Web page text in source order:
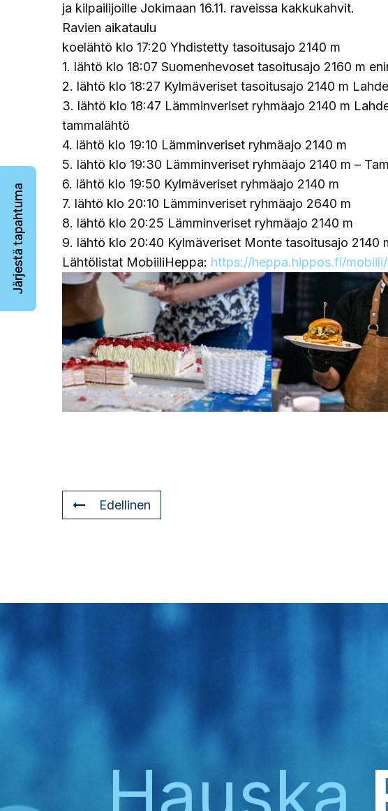
ja kilpailijoille Jokimaan 16.11. raveissa kakkukahvit.
Ravien aikataulu
koelähtö klo 17:20 Yhdistetty tasoitusajo 2140 m
1. lähtö klo 18:07 Suomenhevoset tasoitusajo 2160 m
2. lähtö klo 18:27 Kylmäveriset tasoitusajo 2140 m
3. lähtö klo 18:47 Lämminveriset ryhmäajo 2140 m
tammalähtö
4. lähtö klo 19:10 Lämminveriset ryhmäajo 2140 m
5. lähtö klo 19:30 Lämminveriset ryhmäajo 2140 m –
6. lähtö klo 19:50 Kylmäveriset ryhmäajo 2140 m
7. lähtö klo 20:10 Lämminveriset ryhmäajo 2640 m
8. lähtö klo 20:25 Lämminveriset ryhmäajo 2140 m
9. lähtö klo 20:40 Kylmäveriset Monte tasoitusajo 2140
Lähtölistat MobiiliHeppa: https://heppa.hippos.fi/
Edellinen
Järjestä tapahtuma